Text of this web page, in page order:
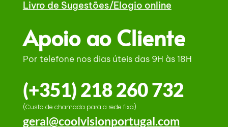
Livro de Sugestões/Elogio online
Apoio ao Cliente
Por telefone nos dias úteis das 9H às 18H
(+351) 218 260 732
(Custo de chamada para a rede fixa)
geral@coolvisionportugal.com